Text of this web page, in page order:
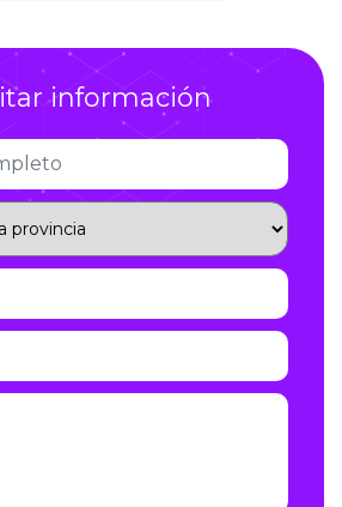
información